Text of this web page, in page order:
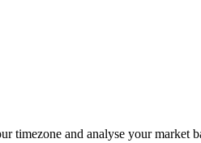
timezone and analyse your market